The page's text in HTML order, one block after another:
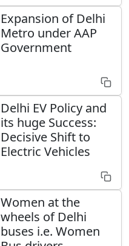
Expansion of Delhi
Metro under AAP
Government
Delhi EV Policy and
its huge Success:
Decisive Shift to
Electric Vehicles
Women at the
wheels of Delhi
buses i.e. Women